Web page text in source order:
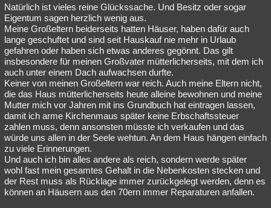
Natürlich ist vieles reine Glückssache. Und Besitz oder sogar
Eigentum sagen herzlich wenig aus.
Meine Großeltern beiderseits hatten Häuser, haben dafür auch
lange geschuftet und sind seit Hauskauf nie mehr in Urlaub
gefahren oder haben sich etwas anderes gegönnt. Das gilt
insbesondere für meinen Großvater mütterlicherseits, mit dem ich
auch unter einem Dach aufwachsen durfte.
Keiner von meinen Großeltern war reich. Auch meine Eltern nicht,
die das Haus mütterlicherseits heute alleine bewohnen und meine
Mutter mich vor Jahren mit ins Grundbuch hat eintragen lassen,
damit ich arme Kirchenmaus später keine Erbschaftssteuer
zahlen muss, denn ansonsten müsste ich verkaufen und das
würde uns allen in der Seele wehtun. An dem Haus hängen einfach
zu viele Erinnerungen.
Und auch ich bin alles andere als reich, sondern werde später
wohl fast mein gesamtes Gehalt in die Nebenkosten stecken und
der Rest muss als Rücklage immer zurückgelegt werden, denn es
können an Häusern aus den 70ern immer Reparaturen anfallen.